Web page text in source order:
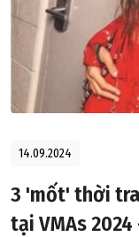
14.09.2024
3 'mốt' thời
tại VMAs